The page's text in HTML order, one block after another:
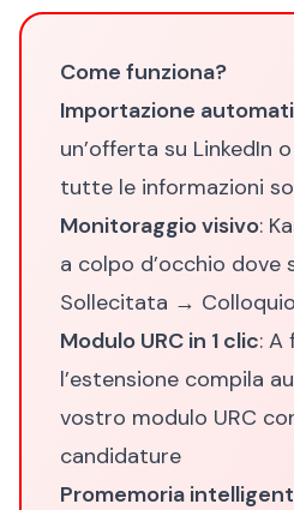
Come funziona?
Importazione
un’offerta su LinkedIn
tutte le informazioni
Monitoraggio visivo:
a colpo d’occhio
Sollecitata →
Modulo URC in 1 clic: A
l’estensione compila
vostro modulo URC
candidature
Promemoria